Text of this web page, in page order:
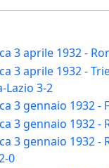
3 aprile 1932 -
3 aprile 1932 -
Lazio 3-2
3 gennaio 1932 -
3 gennaio 1932 -
3 gennaio 1932 -
0